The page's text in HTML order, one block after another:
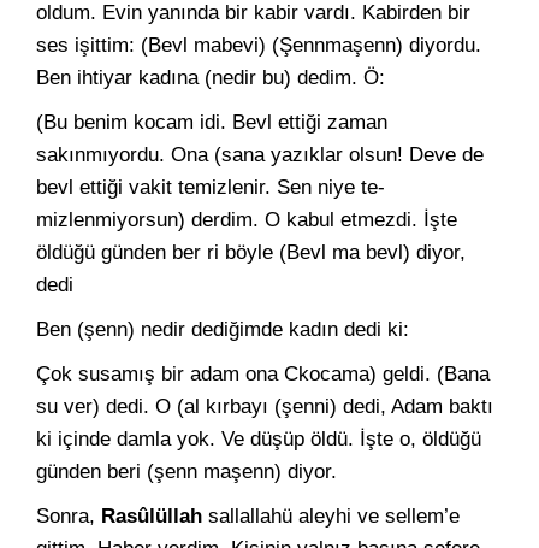
oldum. Evin yanında bir kabir vardı. Kabirden bir
ses işittim: (Bevl mabevi) (Şennmaşenn) diyordu.
Ben ihtiyar kadına (nedir bu) dedim. Ö:
(Bu benim kocam idi. Bevl ettiği zaman
sakınmıyordu. Ona (sa­na yazıklar olsun! Deve de
bevl ettiği vakit temizlenir. Sen niye te­
mizlenmiyorsun) derdim. O kabul etmezdi. İşte
öldüğü günden ber ri böyle (Bevl ma bevl) diyor,
dedi
Ben (şenn) nedir dediğimde kadın dedi ki:
Çok susamış bir adam ona Ckocama) geldi. (Bana
su ver) dedi. O (al kırbayı (şenni) dedi, Adam baktı
ki içinde damla yok. Ve dü­şüp öldü. İşte o, öldüğü
günden beri (şenn maşenn) diyor.
Sonra, Rasûlüllah sallallahü aleyhi ve sellem’e